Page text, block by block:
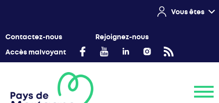
Vous êtes
Contactez-nous
Rejoignez-nous
Accès malvoyant
Menu